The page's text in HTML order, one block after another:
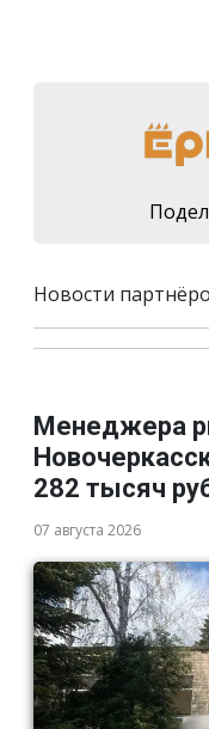
Новости
Менеджера
282 тысяч
07 августа 2026